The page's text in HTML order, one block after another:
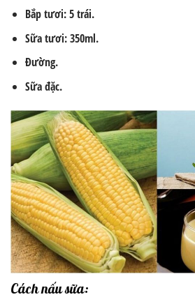
Bắp tươi: 5 trái.
Sữa tươi: 350ml.
Đường.
Sữa đặc.
Cách nấu sữa: